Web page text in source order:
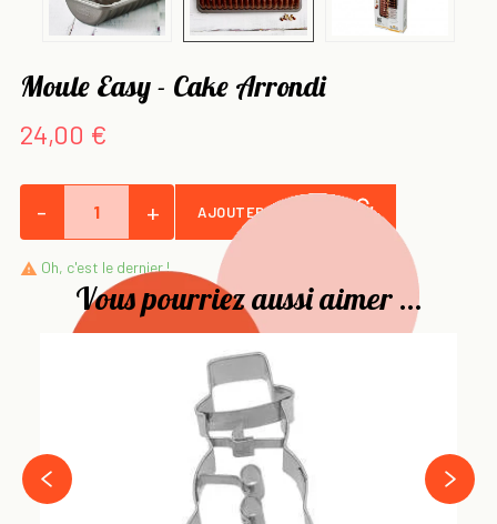
Moule Easy - Cake Arrondi
24,00 €
- + AJOUTER AU PANIER
 Oh, c'est le dernier !
Vous pourriez aussi aimer ...
‹
›